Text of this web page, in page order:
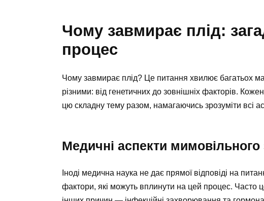
Чому завмирає плід:
процес
Чому завмирає плід? Це питання хвилює багатьох
різними: від генетичних до зовнішніх факторів.
цю складну тему разом, намагаючись зрозуміти всі
Медичні аспекти мимовільного
Іноді медична наука не дає прямої відповіді на
фактори, які можуть вплинути на цей процес. Часто